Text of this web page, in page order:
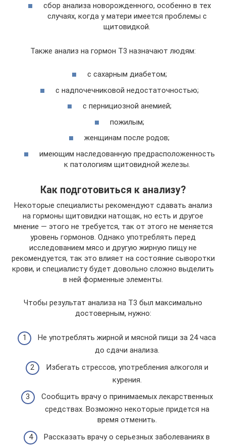
сбор анализа новорожденного, особенно в тех
случаях, когда у матери имеется проблемы с
щитовидкой.
Также анализ на гормон Т3 назначают людям:
с сахарным диабетом;
с надпочечниковой недостаточностью;
с пернициозной анемией;
пожилым;
женщинам после родов;
имеющим наследованную предрасположенность
к патологиям щитовидной железы.
Как подготовиться к анализу?
Некоторые специалисты рекомендуют сдавать анализ
на гормоны щитовидки натощак, но есть и другое
мнение — этого не требуется, так от этого не меняется
уровень гормонов. Однако употреблять перед
исследованием мясо и другую жирную пищу не
рекомендуется, так это влияет на состояние сыворотки
крови, и специалисту будет довольно сложно выделить
в ней форменные элементы.
Чтобы результат анализа на Т3 был максимально
достоверным, нужно:
Не употреблять жирной и мясной пищи за 24 часа
до сдачи анализа.
Избегать стрессов, употребления алкоголя и
курения.
Сообщить врачу о принимаемых лекарственных
средствах. Возможно некоторые придется на
время отменить.
Рассказать врачу о серьезных заболеваниях в